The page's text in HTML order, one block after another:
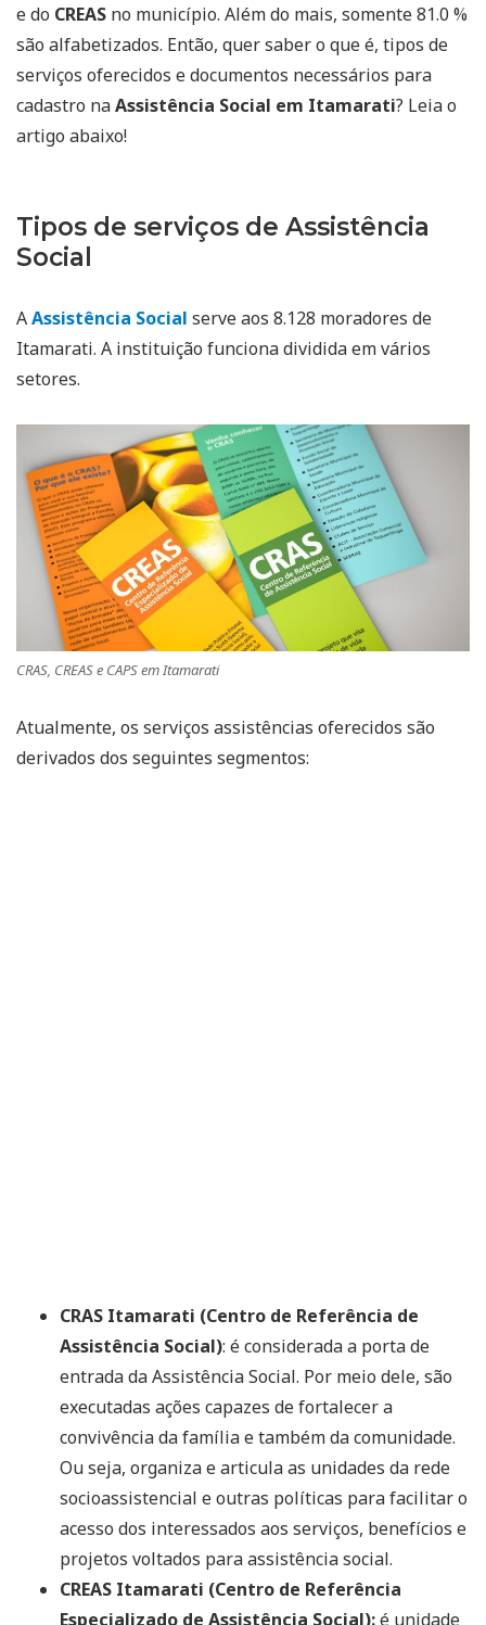
e do CREAS no município. Além do mais, somente 81.0 %
são alfabetizados. Então, quer saber o que é, tipos de
serviços oferecidos e documentos necessários para
cadastro naAssistência Social em Itamarati? Leia o
artigo abaixo!
Tipos de serviços de Assistência
Social
AAssistência Social serve aos 8.128 moradores de
Itamarati. A instituição funciona dividida em vários
setores.
CRAS, CREAS e CAPS em Itamarati
Atualmente, os serviços assistências oferecidos são
derivados dos seguintes segmentos:
CRAS Itamarati (Centro de Referência de
Assistência Social): é considerada a porta de
entrada da Assistência Social. Por meio dele, são
executadas ações capazes de fortalecer a
convivência da família e também da comunidade.
Ou seja, organiza e articula as unidades da rede
socioassistencial e outras políticas para facilitar o
acesso dos interessados aos serviços, benefícios e
projetos voltados para assistência social.
CREAS Itamarati (Centro de Referência
Especializado de Assistência Social):é unidade